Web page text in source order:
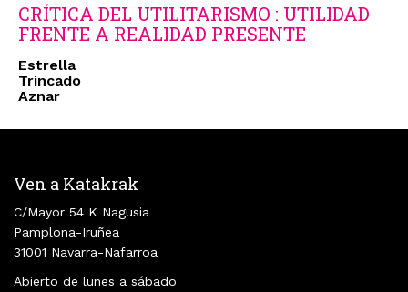
CRÍTICA DEL UTILITARISMO : UTILIDAD
FRENTE A REALIDAD PRESENTE
Estrella
Trincado
Aznar
Ven a Katakrak
C/Mayor 54 K Nagusia
Pamplona-Iruñea
31001 Navarra-Nafarroa
Abierto de lunes a sábado